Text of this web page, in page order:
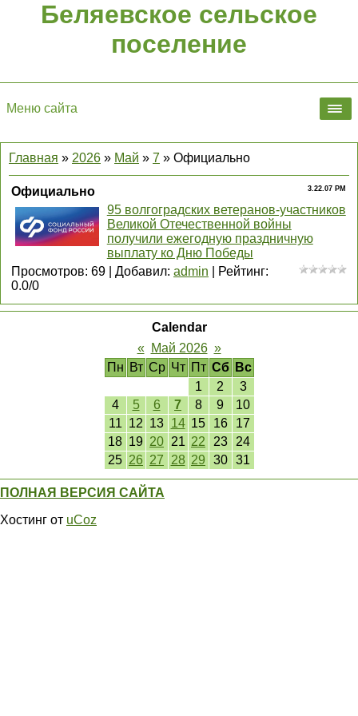
Беляевское сельское
поселение
Меню сайта
Главная » 2026 » Май » 7 » Официально
3.22.07 PM
Официально
95 волгоградских ветеранов-участников
Великой Отечественной войны
получили ежегодную праздничную
выплату ко Дню Победы
Просмотров: 69 Добавил: admin Рейтинг:
0.0/0
Calendar
«
Май 2026 »
Пн Вт Ср Чт Пт Сб
Вс
1
2
3
4
5 6 7 8 9
10
11 12 13 14 15 16
17
18 19 20 21 22 23
24
25 26 27 28 29 30 31
ПОЛНАЯ ВЕРСИЯ САЙТА
Хостинг от uCoz